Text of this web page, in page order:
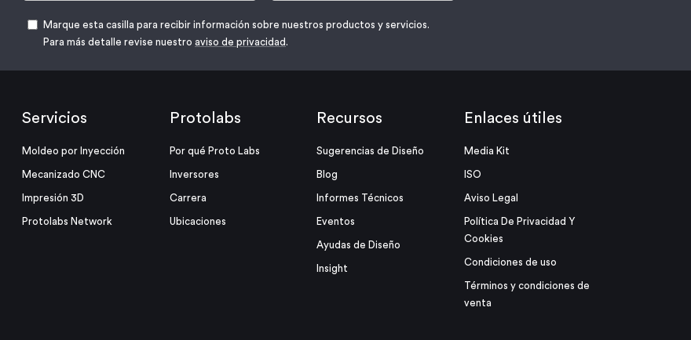
Marque esta casilla para recibir información sobre nuestros productos y servicios.
Para más detalle revise nuestro aviso de privacidad .
Servicios
Moldeo por Inyección
Mecanizado CNC
Impresión 3D
Protolabs Network
Protolabs
Por qué Proto Labs
Inversores
Carrera
Ubicaciones
Recursos
Sugerencias de Diseño
Blog
Informes Técnicos
Eventos
Ayudas de Diseño
Insight
Enlaces útiles
Media Kit
ISO
Aviso Legal
Política De Privacidad Y
Cookies
Condiciones de uso
Términos y condiciones de
venta